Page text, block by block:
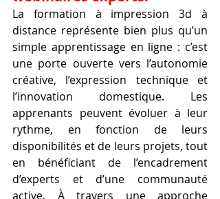
La formation à impression 3d à
distance représente bien plus qu’un
simple apprentissage en ligne : c’est
une porte ouverte vers l’autonomie
créative, l’expression technique et
l’innovation domestique. Les
apprenants peuvent évoluer à leur
rythme, en fonction de leurs
disponibilités et de leurs projets, tout
en bénéficiant de l’encadrement
d’experts et d’une communauté
active. À travers une approche